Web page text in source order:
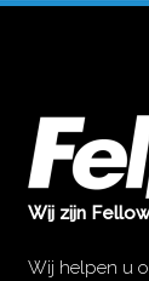
Wij zijn
Wij helpen u